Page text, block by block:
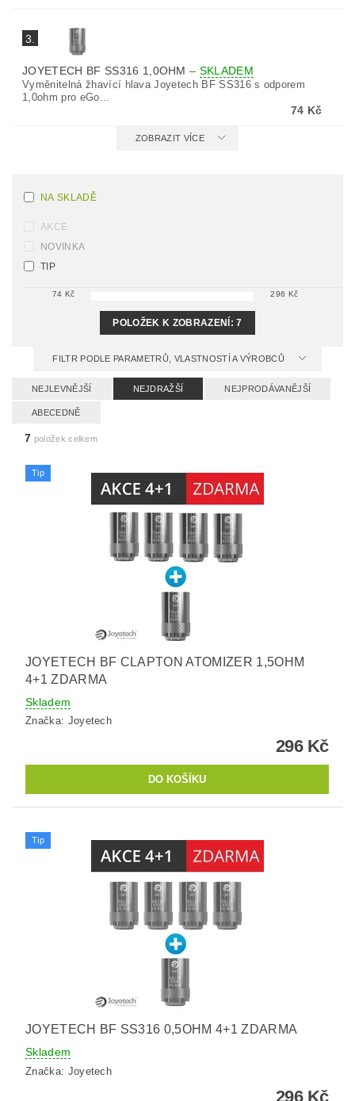
3.
JOYETECH BF SS316 1,0OHM– SKLADEM
Vyměnitelná žhavící hlava Joyetech BF SS316 s odporem
1,0ohm pro eGo...
74 Kč
ZOBRAZIT VÍCE
NA SKLADĚ
AKCE
NOVINKA
TIP
74 Kč 296 Kč
POLOŽEK K ZOBRAZENÍ:7
FILTR PODLE PARAMETRŮ, VLASTNOSTÍ A VÝROBCŮ
NEJLEVNĚJŠÍ NEJDRAŽŠÍ NEJPRODÁVANĚJŠÍ
ABECEDNĚ
7 položek celkem
Tip
JOYETECH BF CLAPTON ATOMIZER 1,5OHM
4+1 ZDARMA
Skladem
Značka: Joyetech
296 Kč
Tip
JOYETECH BF SS316 0,5OHM 4+1 ZDARMA
Skladem
Značka: Joyetech
296 Kč